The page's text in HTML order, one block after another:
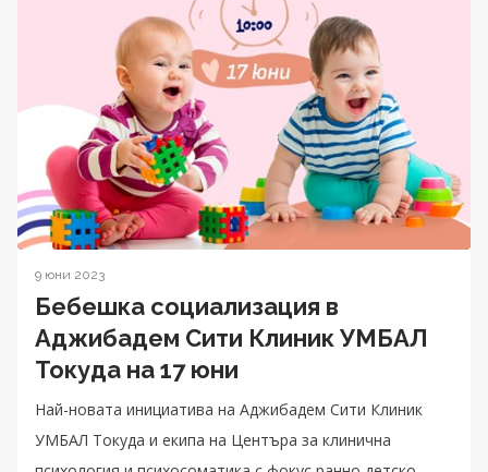
9 юни 2023
Бебешка социализация в
Аджибадем Сити Клиник УМБАЛ
Токуда на 17 юни
Най-новата инициатива на Аджибадем Сити Клиник
УМБАЛ Токуда и екипа на Центъра за клинична